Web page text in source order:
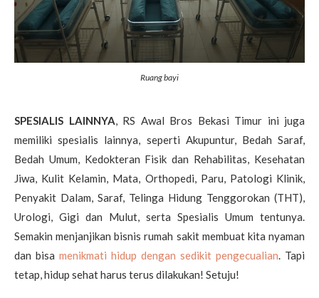
Ruang bayi
SPESIALIS LAINNYA, RS Awal Bros Bekasi Timur ini juga
memiliki spesialis lainnya, seperti Akupuntur, Bedah Saraf,
Bedah Umum, Kedokteran Fisik dan Rehabilitas, Kesehatan
Jiwa, Kulit Kelamin, Mata, Orthopedi, Paru, Patologi Klinik,
Penyakit Dalam, Saraf, Telinga Hidung Tenggorokan (THT),
Urologi, Gigi dan Mulut, serta Spesialis Umum tentunya.
Semakin menjanjikan bisnis rumah sakit membuat kita nyaman
dan bisa menikmati hidup dengan sedikit pengecualian. Tapi
tetap, hidup sehat harus terus dilakukan! Setuju!